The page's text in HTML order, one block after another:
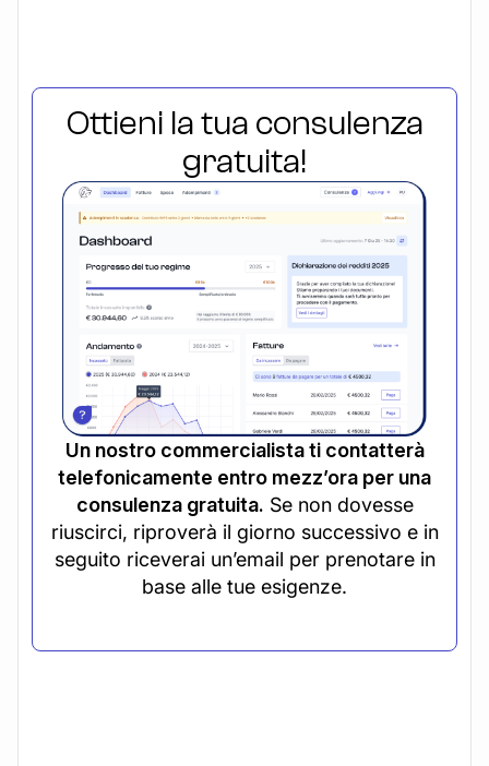
Ottieni la tua consulenza
gratuita!
Un nostro commercialista ti contatterà
telefonicamente entro mezz’ora per una
consulenza gratuita. Se non dovesse
riuscirci, riproverà il giorno successivo e in
seguito riceverai un’email per prenotare in
base alle tue esigenze.